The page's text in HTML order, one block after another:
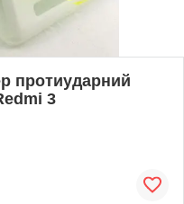
протиударний
3